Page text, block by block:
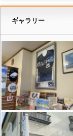
ギャラリー